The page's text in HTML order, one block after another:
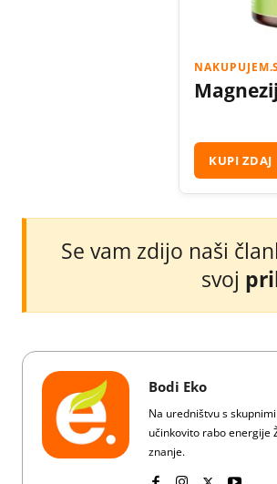
KUPI ZDAJ
Se vam zdijo naši
svoj
Bodi Eko
Na uredništvu s
učinkovito rabo energije
znanje.